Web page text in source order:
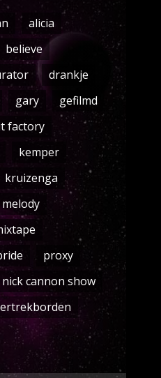
alicia
believe
drankje
gary
gefilmd
factory
kemper
kruizenga
melody
proxy
cannon show